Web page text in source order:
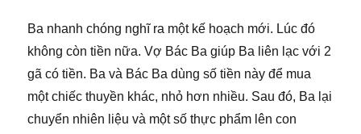
Ba nhanh chóng nghĩ ra một kế hoạch mới. Lúc đó
không còn tiền nữa. Vợ Bác Ba giúp Ba liên lạc với 2
gã có tiền. Ba và Bác Ba dùng số tiền này để mua
một chiếc thuyền khác, nhỏ hơn nhiều. Sau đó, Ba lại
chuyển nhiên liệu và một số thực phẩm lên con